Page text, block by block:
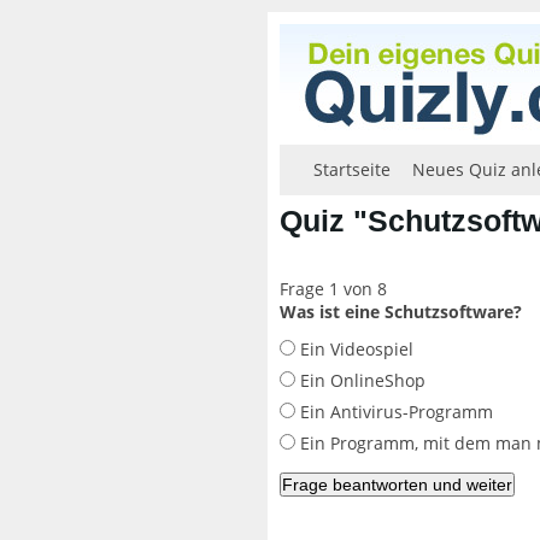
Startseite Neues Quiz
Quiz
Frage 1 von 8
Was ist eine Schutzsoftware?
Ein Videospiel
Ein OnlineShop
Ein Antivirus-Programm
Ein Programm, mit dem